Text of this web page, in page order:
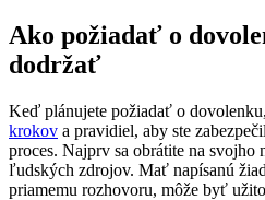
Ako požiadať o
dodržať
Keď plánujete požiadať o dovolenku,
krokov a pravidiel, aby ste
proces. Najprv sa obrátite na svojho
ľudských zdrojov. Mať napísanú
priamemu rozhovoru, môže byť